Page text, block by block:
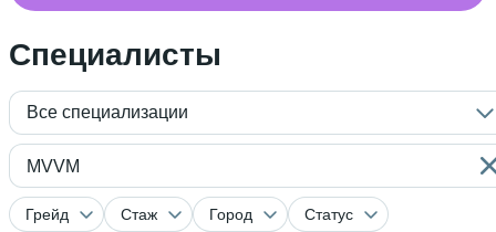
Специалисты
Все специализации
MVVM
Грейд Стаж Город
Статус